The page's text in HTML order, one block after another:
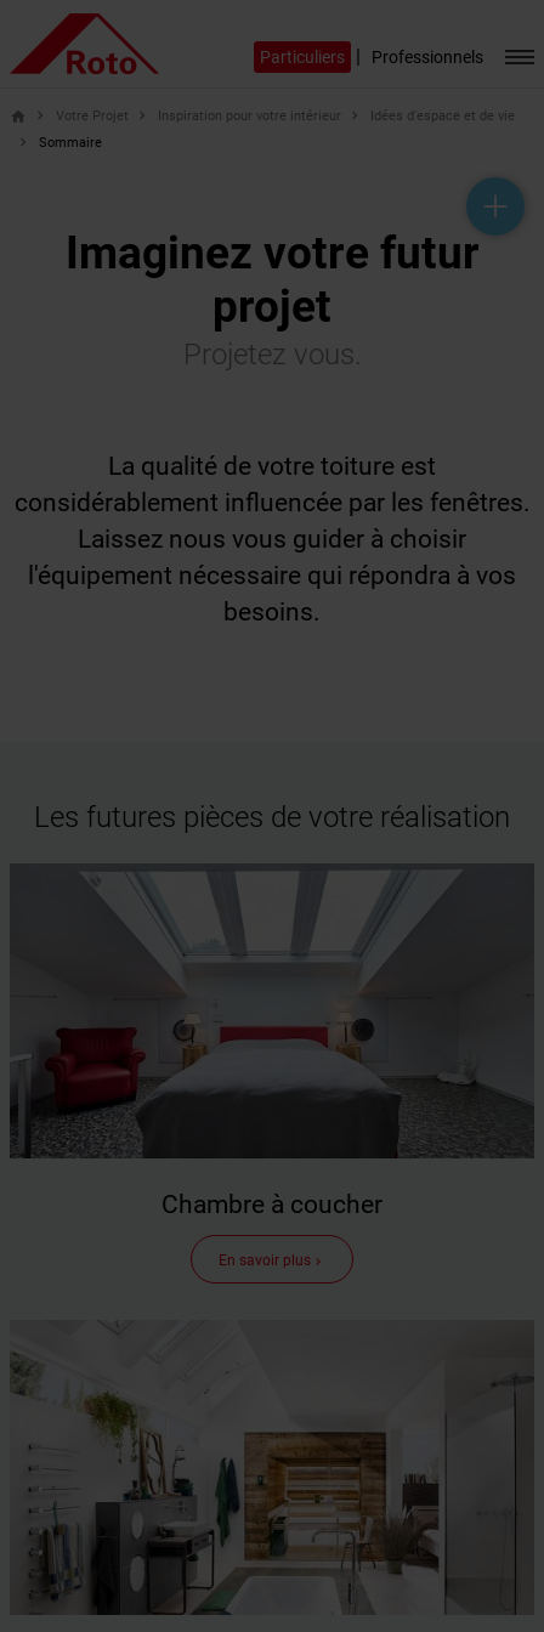
Particuliers | Professionnels
help_outline
headset_mic
mail_outline
home Votre Projet Inspiration pour votre intérieur
Idées d'espace et de vie
Sommaire
Imaginez votre futur
projet
Projetez vous.
La qualité de votre toiture est
considérablement influencée par les fenêtres.
Laissez nous vous guider à choisir
l'équipement nécessaire qui répondra à vos
besoins.
Les futures pièces de votre réalisation
Chambre à coucher
En savoir plus keyboard_arrow_right